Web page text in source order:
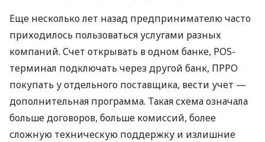
Еще несколько лет назад предпринимателю часто
приходилось пользоваться услугами разных
компаний. Счет открывать в одном банке, POS-
терминал подключать через другой банк, ПРРО
покупать у отдельного поставщика, вести учет —
дополнительная программа. Такая схема означала
больше договоров, больше комиссий, более
сложную техническую поддержку и излишние